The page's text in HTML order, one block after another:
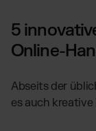
5
Online-
Abseits der
es auch kreative